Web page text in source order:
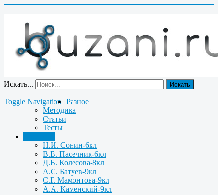
Искать... Искать
Toggle Navigation
Разное
Методика
Статьи
Тесты
Н.И. Сонин-6кл
В.В. Пасечник-6кл
Д.В. Колесова-8кл
А.С. Батуев-9кл
С.Г. Мамонтова-9кл
А.А. Каменский-9кл